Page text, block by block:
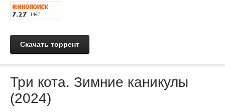
Скачать торрент
Три кота. Зимние каникулы
(2024)